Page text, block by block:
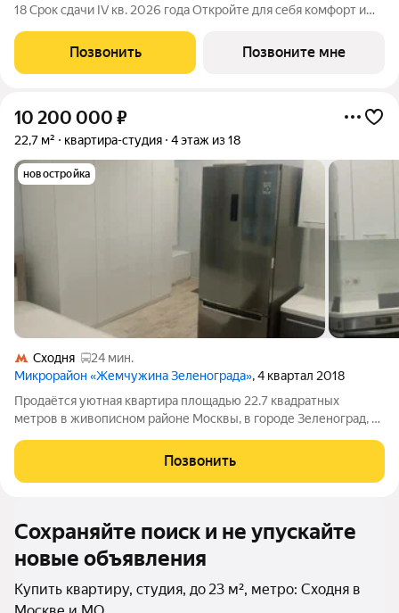
18 Срок сдачи IV кв. 2026 года Откройте для себя комфорт и
Зеленоград» в окружении лесов и водоемов всего в 500
метрах от Зеленограда.
Позвонить Позвоните мне
10 200 000 ₽
22,7 м² квартира-студия 4 этаж из 18
новостройка
Сходня
24 мин.
Микрорайон «Жемчужина Зеленограда», 4 квартал 2018
Продаётся уютная квартира площадью 22.7 квадратных
метров в живописном районе Москвы, в городе Зеленоград, на
современного 18-этажного монолитного дома, построенного в
2018 году. Интерьер жилья
Позвонить
Сохраняйте поиск и не упускайте
новые объявления
Купить квартиру, студия, до 23 м², метро: Сходня в